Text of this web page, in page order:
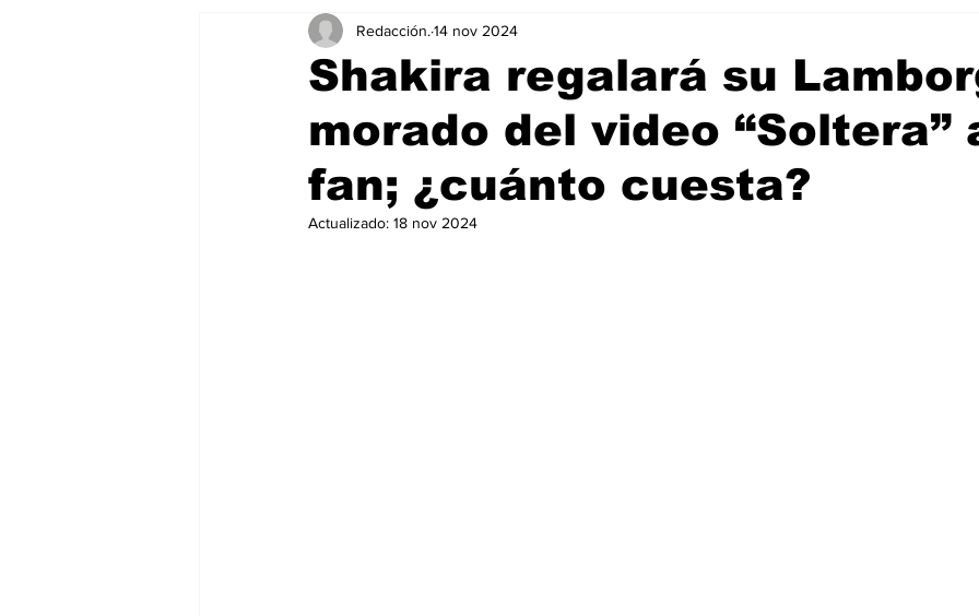
Educación Ciudad Salud
Shakira regalará su
morado del video “Soltera”
fan; ¿cuánto cuesta?
Redacción. 14 nov 2024
Actualizado: 18 nov 2024